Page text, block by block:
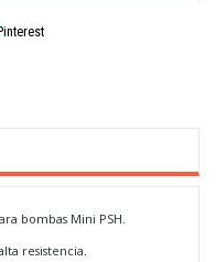
bombas Mini PSH.
resistencia.